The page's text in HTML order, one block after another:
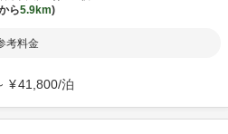
ら5.9km
考料金
¥41,800/泊